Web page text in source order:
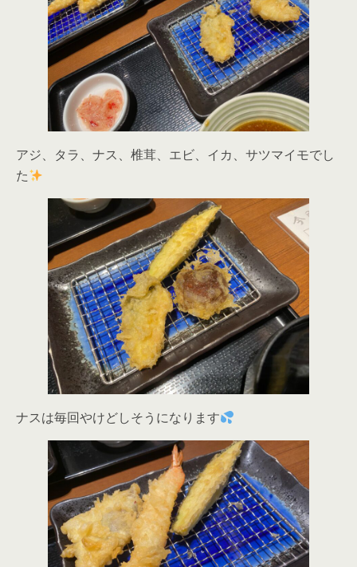
アジ、タラ、ナス、椎茸、エビ、イカ、サツマイモでし
た
ナスは毎回やけどしそうになります